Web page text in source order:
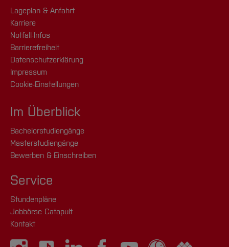
Lageplan & Anfahrt
Karriere
Notfall-Infos
Barrierefreiheit
Datenschutzerklärung
Impressum
Cookie-Einstellungen
Im Überblick
Bachelorstudiengänge
Masterstudiengänge
Bewerben & Einschreiben
Service
Stundenpläne
Jobbörse Catapult
Kontakt